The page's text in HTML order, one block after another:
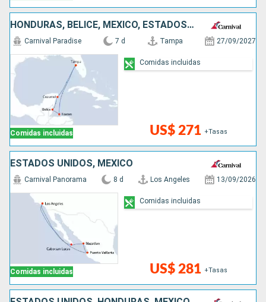
HONDURAS, BELICE, MÉXICO, ESTADOS UNIDOS
Comidas incluidas
Carnival Paradise 7 d Tampa 27/09/2027
US$ 271 +Tasas
Comidas incluidas
ESTADOS UNIDOS, MÉXICO
Comidas incluidas
Carnival Panorama 8 d Los Angeles 13/09/2026
US$ 281 +Tasas
Comidas incluidas